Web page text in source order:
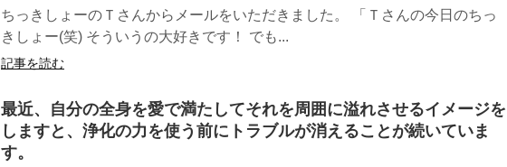
ちっきしょーのＴさんからメールをいただきました。 「Ｔさんの今日のちっ
きしょー(笑) そういうの大好きです！ でも...
記事を読む
最近、自分の全身を愛で満たしてそれを周囲に溢れさせるイメージを
しますと、浄化の力を使う前にトラブルが消えることが続いていま
す。